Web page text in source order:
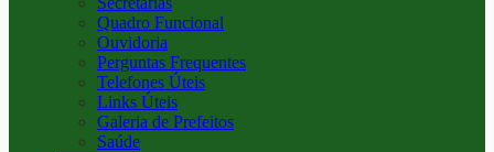
Quadro Funcional
Ouvidoria
Perguntas Frequentes
Telefones Úteis
Links Úteis
Galeria de Prefeitos
Saúde